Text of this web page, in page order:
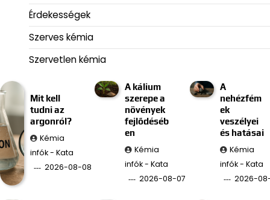
Érdekességek
Szerves kémia
Szervetlen kémia
Mit kell
tudni az
argonról?
Kémia
infók - Kata
2026-08-08
A kálium
szerepe a
növények
fejlődéséb
en
Kémia
infók - Kata
2026-08-07
A
nehézfém
ek
veszélyei
és hatásai
Kémia
infók - Kata
2026-